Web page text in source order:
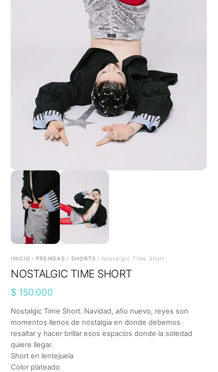
INICIO/ PRENDAS/SHORTS/ Nostalgic Time Short
NOSTALGIC TIME SHORT
$ 150.000
Nostalgic Time Short. Navidad, año nuevo, reyes son
momentos llenos de nostalgia en donde debemos
resaltar y hacer brillar esos espacios donde la soledad
quiere llegar.
Short en lentejuela
Color plateado